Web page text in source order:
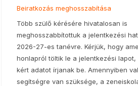
Beiratkozás meghosszabítása
Több szülő kérésére hivatalosan is
meghosszabbítottuk a jelentkezési
2026-27-es tanévre. Kérjük, hogy
honlapról töltik le a jelentkezési lapot,
kért adatot írjanak be. Amennyiben
segítségre van szüksége, a